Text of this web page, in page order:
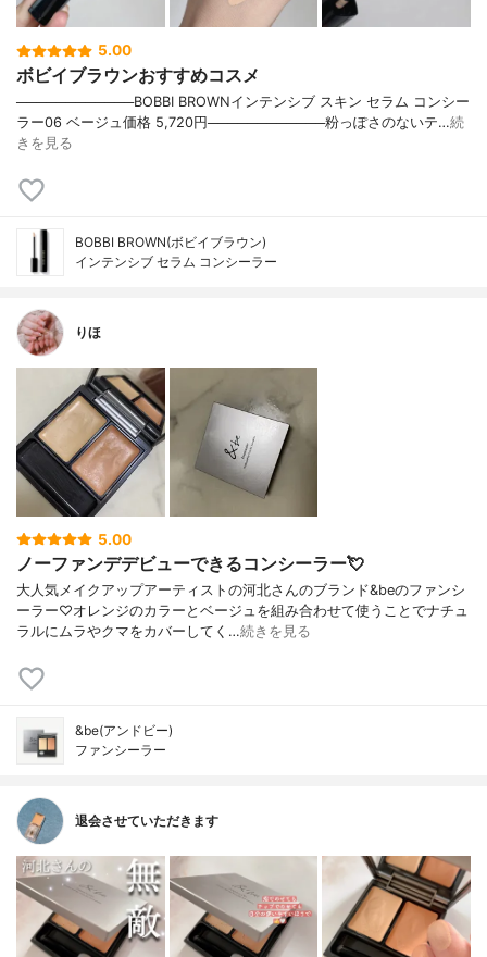
5.00
ボビイブラウンおすすめコスメ
────────────BOBBI BROWNインテンシブ スキン セラム コンシー
ラー06 ベージュ価格 5,720円────────────粉っぽさのないテ…続
きを見る
BOBBI BROWN(ボビイブラウン)
インテンシブ セラム コンシーラー
りほ
5.00
ノーファンデデビューできるコンシーラー💘
大人気メイクアップアーティストの河北さんのブランド&beのファンシ
ーラー♡オレンジのカラーとベージュを組み合わせて使うことでナチュ
ラルにムラやクマをカバーしてく…続きを見る
&be(アンドビー)
ファンシーラー
退会させていただきます